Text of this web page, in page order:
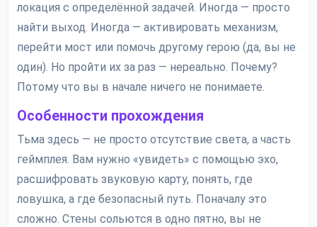
локация с определённой задачей. Иногда — просто
найти выход. Иногда — активировать механизм,
перейти мост или помочь другому герою (да, вы не
один). Но пройти их за раз — нереально. Почему?
Потому что вы в начале ничего не понимаете.
Особенности прохождения
Тьма здесь — не просто отсутствие света, а часть
геймплея. Вам нужно «увидеть» с помощью эхо,
расшифровать звуковую карту, понять, где
ловушка, а где безопасный путь. Поначалу это
сложно. Стены сольются в одно пятно, вы не